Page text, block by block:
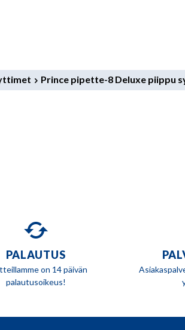
Prince pipette-8 Deluxe piippu
PALAUTUS
on 14 päivän
palautusoikeus!